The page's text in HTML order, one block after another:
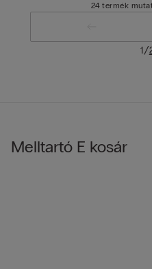
24 termék
1/
Melltartó E kosár